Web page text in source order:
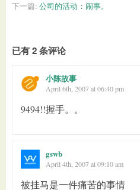
下一篇: 公司的活动：闹事。
已有 2 条评论
小陈故事
April 6th, 2007 at 06:40 pm
9494!!握手。。
gswb
April 4th, 2007 at 09:10 am
被挂马是一件痛苦的事情